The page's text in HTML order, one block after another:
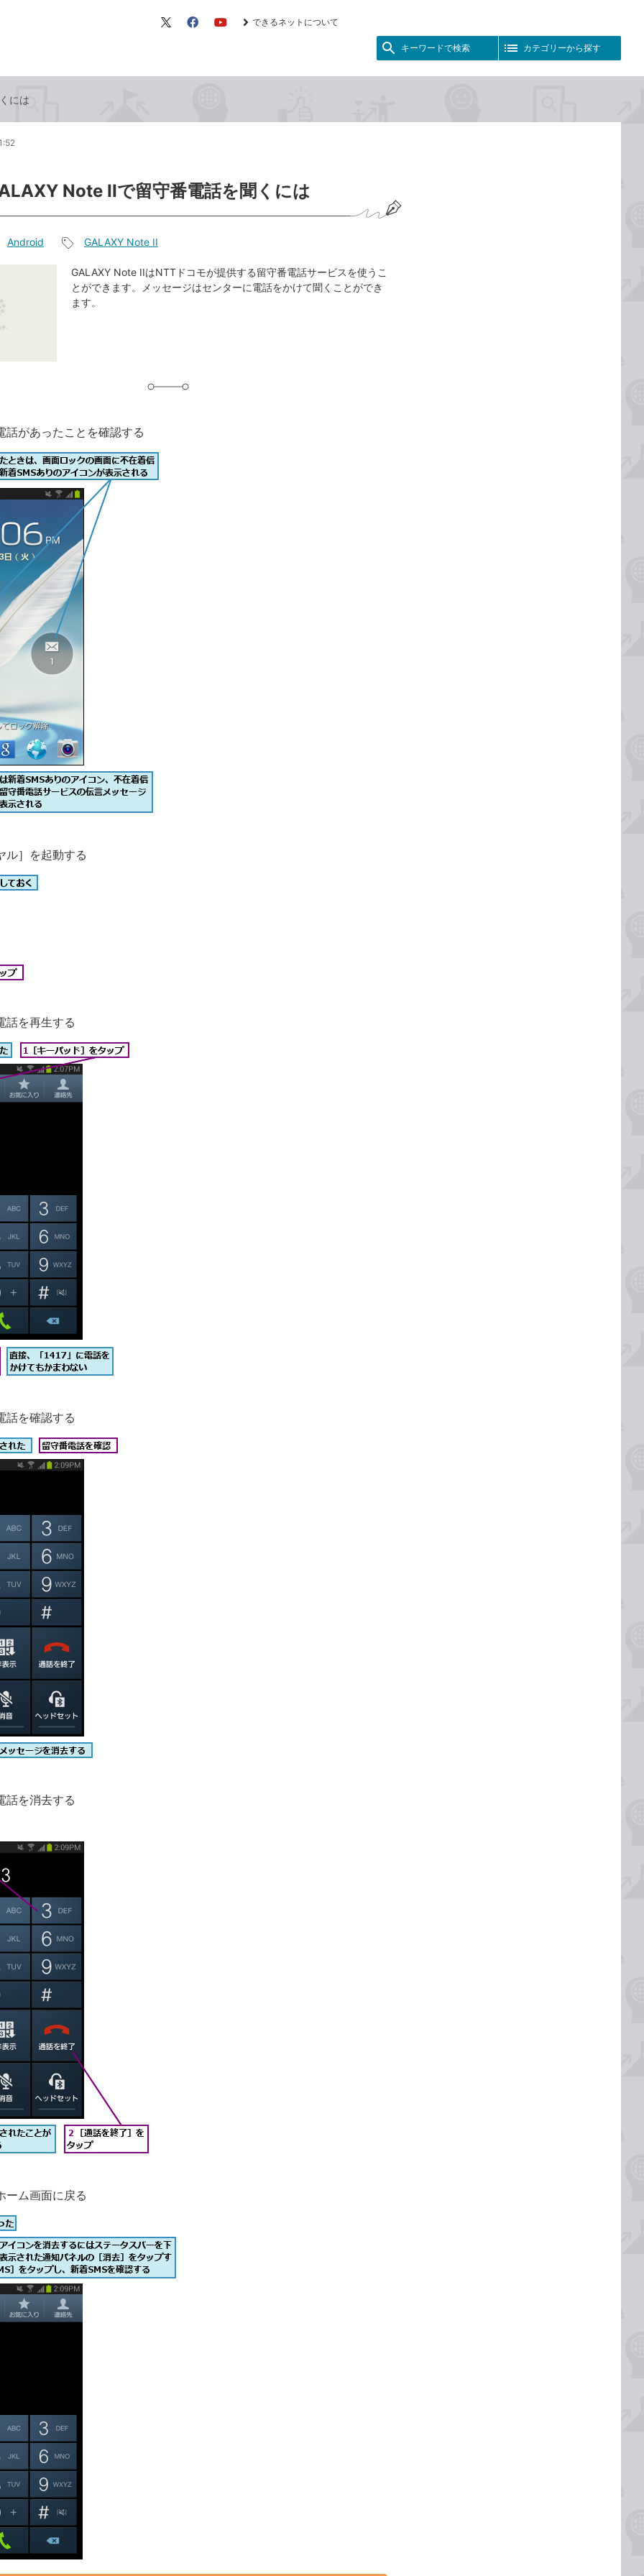
X（旧 FacebookYouTube
できるネットについて
キーワードで検索 カテゴリーから探す
には
Note IIで留守番電話を聞くには
Android
事
タ
グ
GALAXY Note II
GALAXY Note IIはNTTドコモが提供する留守番電話サービスを使うこ
とができます。メッセージはセンターに電話をかけて聞くことができ
ます。
話があったことを確認する
ル］を起動する
話を再生する
話を確認する
話を消去する
ーム画面に戻る